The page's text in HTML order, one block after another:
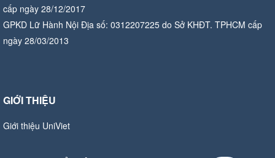
cấp ngày 28/12/2017
GPKD Lữ Hành Nội Địa số: 0312207225 do Sở KHĐT. TPHCM cấp
ngày 28/03/2013
GIỚI THIỆU
Giới thiệu UniViet